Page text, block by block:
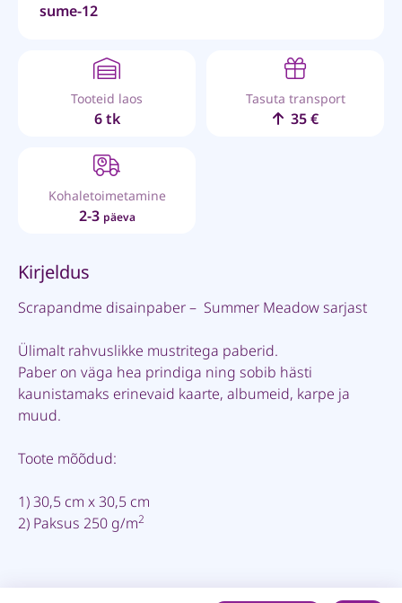
sume-12
Tooteid laos
6 tk
Tasuta transport
35 €
Kohaletoimetamine
2-3 päeva
Kirjeldus
Scrapandme disainpaber – Summer Meadow sarjast
Ülimalt rahvuslikke mustritega paberid.
Paber on väga hea prindiga ning sobib hästi
kaunistamaks erinevaid kaarte, albumeid, karpe ja
muud.
Toote mõõdud:
1) 30,5 cm x 30,5 cm
2) Paksus 250 g/m2